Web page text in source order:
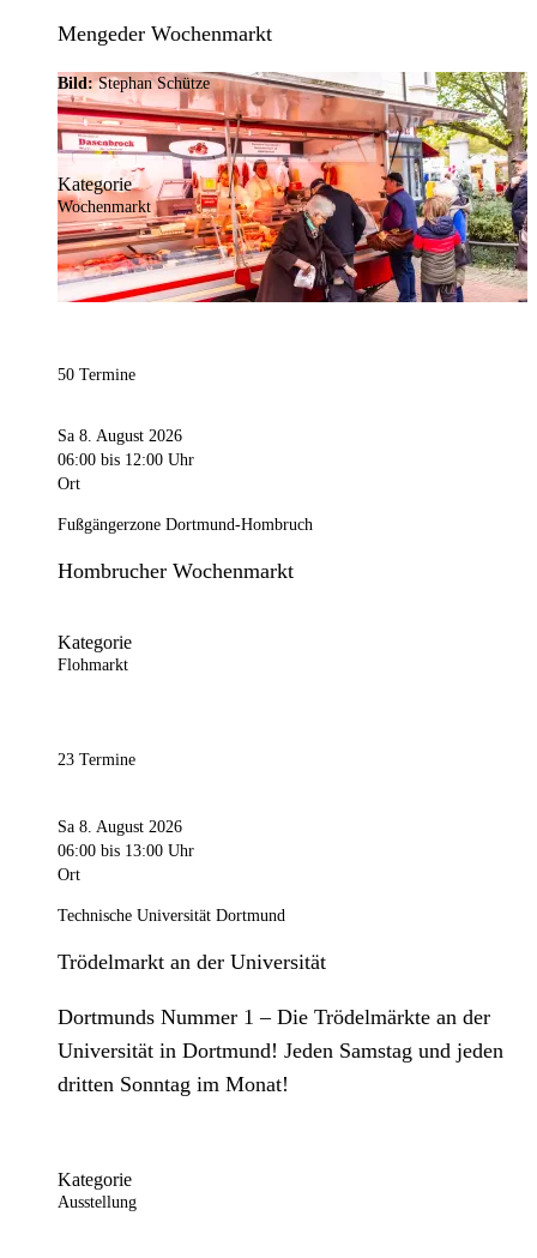
Mengeder Wochenmarkt
Bild:Stephan Schütze
Kategorie
Wochenmarkt
50 Termine
Sa 8. August 2026
06:00 bis 12:00 Uhr
Ort
Fußgängerzone Dortmund-Hombruch
Hombrucher Wochenmarkt
Kategorie
Flohmarkt
23 Termine
Sa 8. August 2026
06:00 bis 13:00 Uhr
Ort
Technische Universität Dortmund
Trödelmarkt an der Universität
Dortmunds Nummer 1 – Die Trödelmärkte an der
Universität in Dortmund! Jeden Samstag und jeden
dritten Sonntag im Monat!
Kategorie
Ausstellung